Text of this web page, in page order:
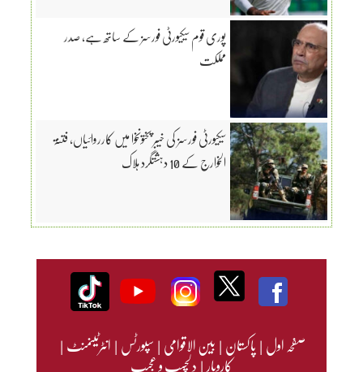
پوری قوم سیکیورٹی فورسز کے ساتھ ہے، صدر
مملکت
سیکیورٹی فورسز کی خیبر پختونخوا میں کارروائیاں، فتنۃ
الخوارج کے 10 دہشتگرد ہلاک
صفحہ اول|پاکستان|بین الاقوامی|سپورٹس|انٹرٹینمنٹ|